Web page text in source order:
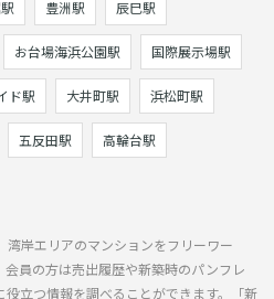
豊洲駅 辰巳駅
お台場海浜公園駅 国際展示場駅
ド駅 大井町駅 浜松町駅
五反田駅 高輪台駅
湾岸エリアのマンションをフリーワー
会員の方は売出履歴や新築時のパンフレ
役立つ情報を調べることができます。「新